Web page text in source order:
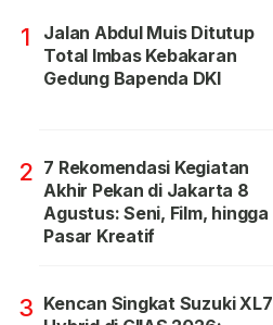
1
Jalan Abdul Muis Ditutup
Total Imbas Kebakaran
Gedung Bapenda DKI
2 7 Rekomendasi Kegiatan
Akhir Pekan di Jakarta 8
Agustus: Seni, Film, hingga
Pasar Kreatif
3 Kencan Singkat Suzuki XL7